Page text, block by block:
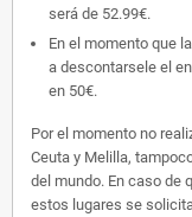
será de 52.99€.
En el momento que
a descontarsele el
en 50€.
Por el momento no
Ceuta y Melilla,
del mundo. En caso de
estos lugares se